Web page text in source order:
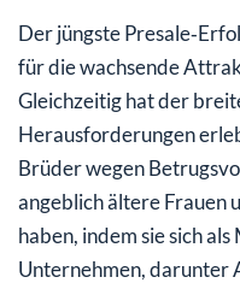
Der jüngste
für die wachsende
Gleichzeitig hat der
Herausforderungen
Brüder wegen
angeblich ältere Frauen
haben, indem sie sich
Unternehmen, darunter